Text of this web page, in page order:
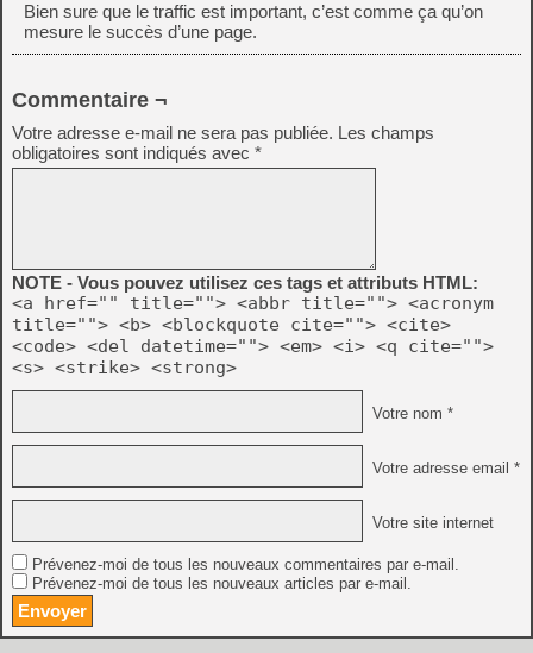
Bien sure que le traffic est important, c’est comme ça qu’on
mesure le succès d’une page.
Commentaire ¬
Votre adresse e-mail ne sera pas publiée. Les champs
obligatoires sont indiqués avec *
NOTE - Vous pouvez utilisez ces tags et attributs HTML:
<a href="" title=""> <abbr title=""> <acronym
title=""> <b> <blockquote cite=""> <cite>
<code> <del datetime=""> <em> <i> <q cite="">
<s> <strike> <strong>
Votre nom *
Votre adresse email *
Votre site internet
Prévenez-moi de tous les nouveaux commentaires par e-mail.
Prévenez-moi de tous les nouveaux articles par e-mail.